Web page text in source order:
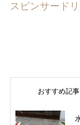
スピンサード
おすすめ記事